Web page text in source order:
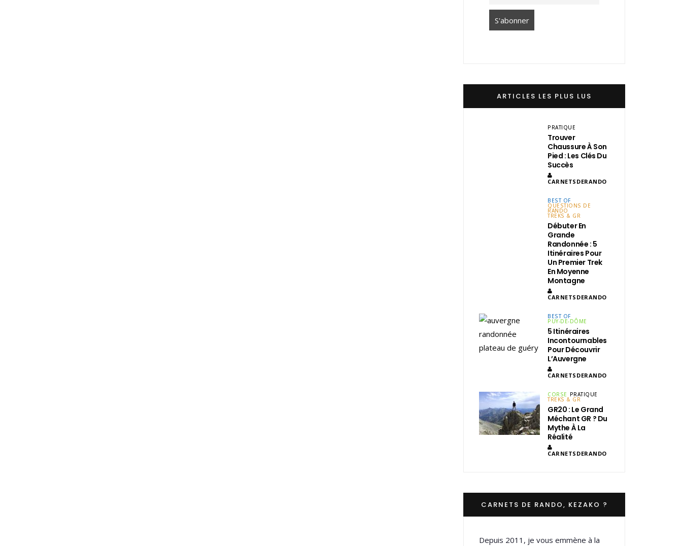
ARTICLES LES PLUS LUS
PRATIQUE
Trouver
Chaussure À Son
Pied : Les Clés Du
Succès
CARNETSDERANDO
BEST OF
QUESTIONS DE
RANDO
TREKS & GR
Débuter En
Grande
Randonnée : 5
Itinéraires Pour
Un Premier Trek
En Moyenne
Montagne
CARNETSDERANDO
BEST OF
PUY-DE-DÔME
5 Itinéraires
Incontournables
Pour Découvrir
L’Auvergne
CARNETSDERANDO
CORSE PRATIQUE
TREKS & GR
GR20 : Le Grand
Méchant GR ? Du
Mythe À La
Réalité
CARNETSDERANDO
CARNETS DE RANDO, KEZAKO ?
Depuis 2011, je vous emmène à la